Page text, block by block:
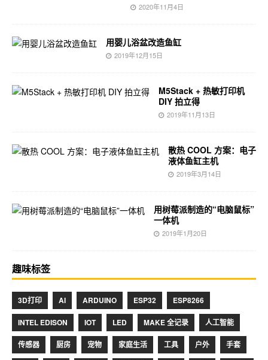
2020年11月4日
用婴儿浴盆改造鱼缸
2019年12月15日
M5Stack + 热敏打印机
DIY 拍立得
2019年11月13日
散热 COOL 方案：电子
液体鱼缸主机
2019年3月14日
用树莓派制造的“电脑鼠标”
一体机
2019年1月20日
趣味标签
3D打印 AI ARDUINO ESP32 ESP8266
INTEL EDISON IOT LED MAKE 全记录 人工智能
传感器 厨房 宠物 家庭生活 工具 户外 手套